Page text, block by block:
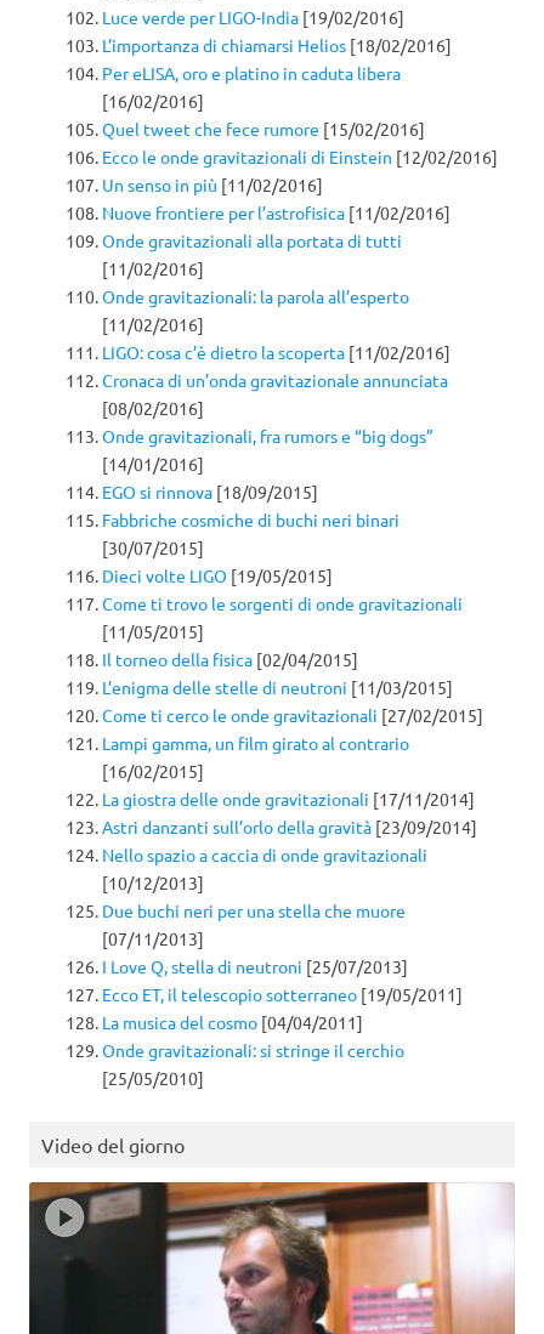
Luce verde per LIGO-India [19/02/2016]
L’importanza di chiamarsi Helios [18/02/2016]
Per eLISA, oro e platino in caduta libera
[16/02/2016]
Quel tweet che fece rumore [15/02/2016]
Ecco le onde gravitazionali di Einstein [12/02/2016]
Un senso in più [11/02/2016]
Nuove frontiere per l’astrofisica [11/02/2016]
Onde gravitazionali alla portata di tutti
[11/02/2016]
Onde gravitazionali: la parola all’esperto
[11/02/2016]
LIGO: cosa c’è dietro la scoperta [11/02/2016]
Cronaca di un’onda gravitazionale annunciata
[08/02/2016]
Onde gravitazionali, fra rumors e “big dogs”
[14/01/2016]
EGO si rinnova [18/09/2015]
Fabbriche cosmiche di buchi neri binari
[30/07/2015]
Dieci volte LIGO [19/05/2015]
Come ti trovo le sorgenti di onde gravitazionali
[11/05/2015]
Il torneo della fisica [02/04/2015]
L’enigma delle stelle di neutroni [11/03/2015]
Come ti cerco le onde gravitazionali [27/02/2015]
Lampi gamma, un film girato al contrario
[16/02/2015]
La giostra delle onde gravitazionali [17/11/2014]
Astri danzanti sull’orlo della gravità [23/09/2014]
Nello spazio a caccia di onde gravitazionali
[10/12/2013]
Due buchi neri per una stella che muore
[07/11/2013]
I Love Q, stella di neutroni [25/07/2013]
Ecco ET, il telescopio sotterraneo [19/05/2011]
La musica del cosmo [04/04/2011]
Onde gravitazionali: si stringe il cerchio
[25/05/2010]
Video del giorno